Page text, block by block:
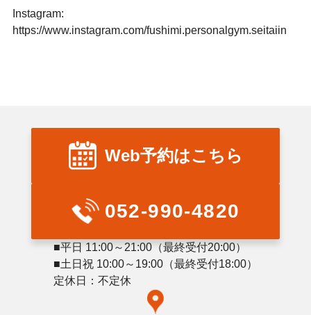
Instagram:
https://www.instagram.com/fushimi.personalgym.seitaiin
Web予約はこちら
052-990-4820
■平日 11:00～21:00（最終受付20:00）
■土日祝 10:00～19:00（最終受付18:00）
定休日：不定休